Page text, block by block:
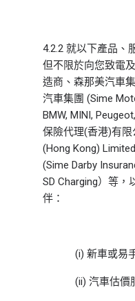
4.2.2 就以下產品、
但不限於向您致電
造商、森那美汽車
汽車集團 (Sime
BMW, MINI,
保險代理(香港)有限
(Hong Kong)
(Sime Darby
SD Charging）等
伴：
(i) 新車或易
(ii) 汽車估價